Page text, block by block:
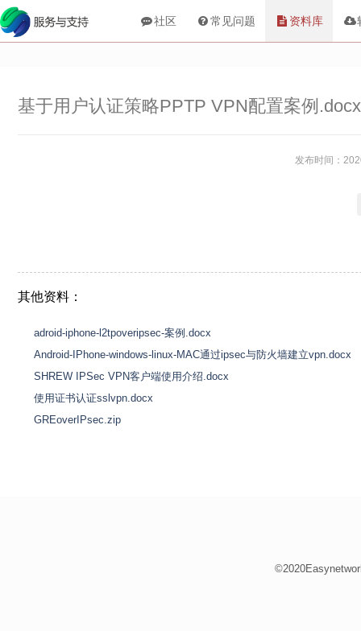
社区 常见问题 资料库
基于用户认证策略PPTP VPN配置案例.docx
发布时间：
其他资料：
adroid-iphone-l2tpoveripsec-案例.docx
Android-IPhone-windows-linux-MAC通过ipsec与防火墙建立vpn.docx
SHREW IPSec VPN客户端使用介绍.docx
使用证书认证sslvpn.docx
GREoverIPsec.zip